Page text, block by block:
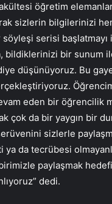
öğretim
sizlerin bilgilerinizi
serisi
bildiklerinizi bir sunum
düşünüyoruz. Bu
eden bir öğrencilik
çok da bir yaygın bir
sizlerle
ya da tecrübesi
paylaşmak
dedi.